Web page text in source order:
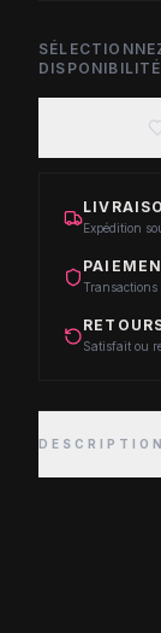
Expédition
Transactions
Satisfait ou